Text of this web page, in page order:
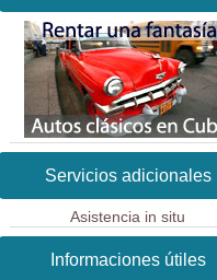
Servicios adicionales
Asistencia in situ
Informaciones útiles